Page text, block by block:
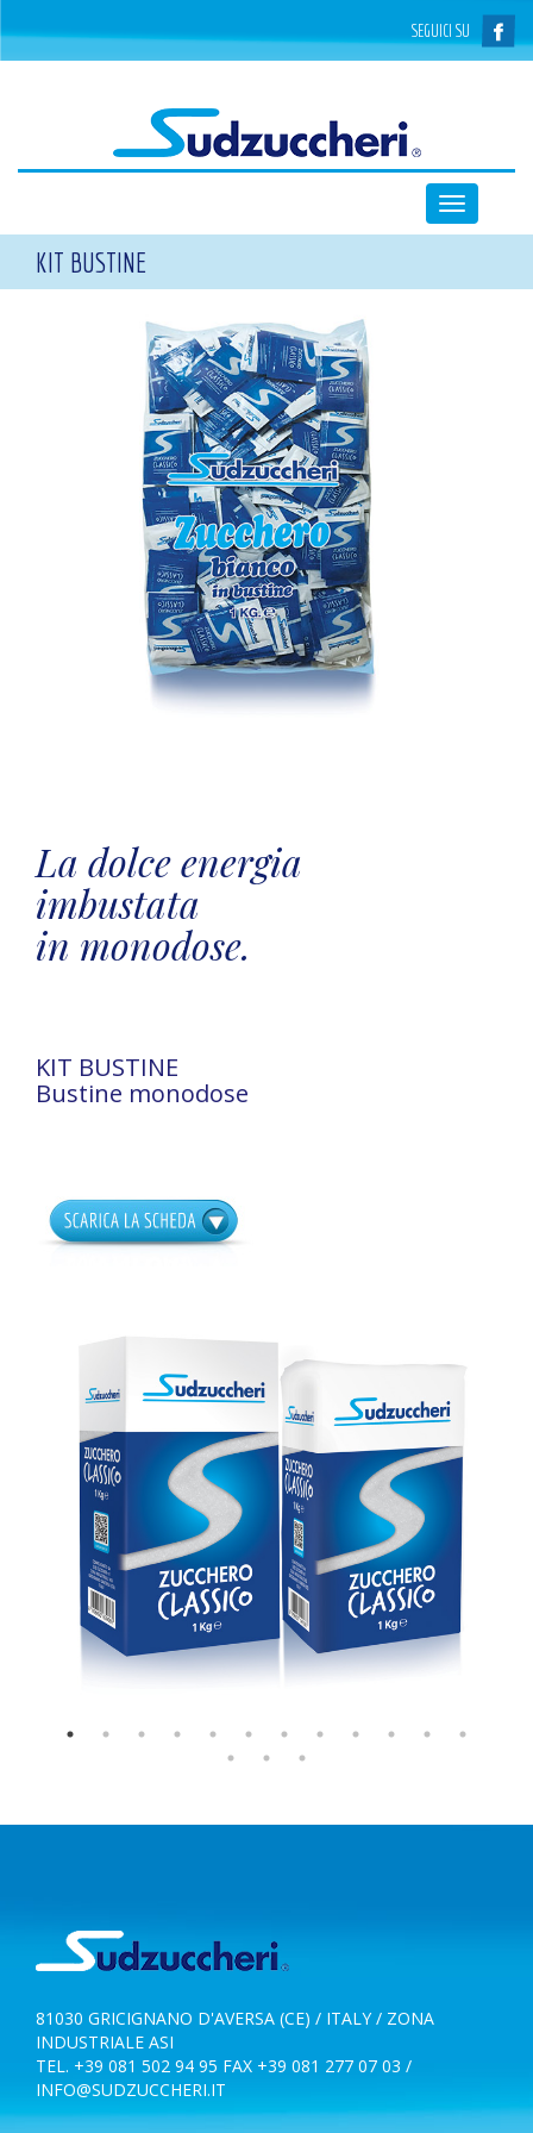
SEGUICI SU
Toggle
navigation
KIT BUSTINE
La dolce energia
imbustata
in monodose.
KIT BUSTINE
Bustine monodose
81030 GRICIGNANO D'AVERSA (CE) / ITALY / ZONA
INDUSTRIALE ASI
TEL. +39 081 502 94 95 FAX +39 081 277 07 03 /
INFO@SUDZUCCHERI.IT